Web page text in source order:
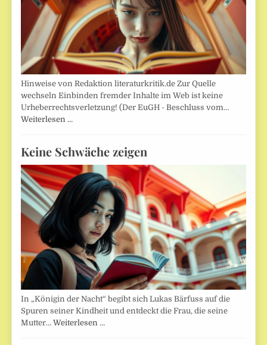
Hinweise von Redaktion literaturkritik.de Zur Quelle
wechseln Einbinden fremder Inhalte im Web ist keine
Urheberrechtsverletzung! (Der EuGH - Beschluss vom…
Weiterlesen …
Keine Schwäche zeigen
In „Königin der Nacht“ begibt sich Lukas Bärfuss auf die
Spuren seiner Kindheit und entdeckt die Frau, die seine
Mutter…Weiterlesen …